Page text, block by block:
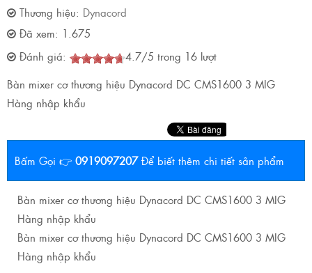
Thương hiệu: Dynacord
Đã xem: 1.675
Đánh giá:
4.7/5 trong 16 lượt
Bàn mixer cơ thương hiệu Dynacord DC CMS1600 3 MIG
Hàng nhập khẩu
Bấm Gọi 👉 0919097207 Để biết thêm chi tiết sản phẩm
Bàn mixer cơ thương hiệu Dynacord DC CMS1600 3 MIG
Hàng nhập khẩu
Bàn mixer cơ thương hiệu Dynacord DC CMS1600 3 MIG
Hàng nhập khẩu